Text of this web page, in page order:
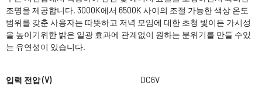
조명을 제공합니다. 3000K에서 6500K 사이의 조절 가능한 색상 온도
범위를 갖춘 사용자는 따뜻하고 저녁 모임에 대한 초청 빛이든 가시성
을 높이기위한 밝은 일광 효과에 관계없이 원하는 분위기를 만들 수있
는 유연성이 있습니다.
입력 전압 (V) DC6V